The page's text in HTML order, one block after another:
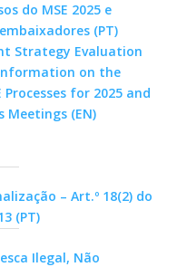
do MSE 2025 e
(PT)
Strategy Evaluation
information on the
for 2025 and
Meetings (EN)
– Art.º 18(2) do
(PT)
Ilegal, Não